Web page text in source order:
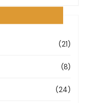
(21)
(8)
(24)